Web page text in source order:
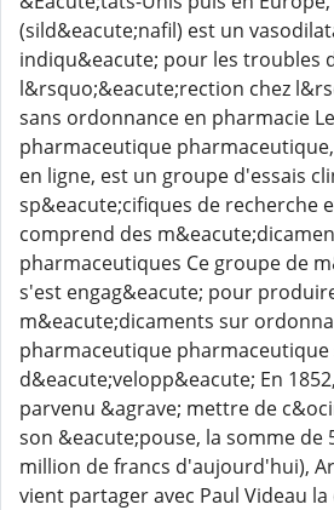
(sild&eacute;nafil) est un
indiqu&eacute; pour les troubles
l&rsquo;&eacute;rection chez
sans ordonnance en pharmacie
pharmaceutique
en ligne, est un groupe d'essais
sp&eacute;cifiques de recherche
comprend des
pharmaceutiques Ce groupe de
s'est engag&eacute; pour
m&eacute;dicaments sur
pharmaceutique pharmaceutique
d&eacute;velopp&eacute; En
parvenu &agrave; mettre de
son &eacute;pouse, la somme de
million de francs d'aujourd'hui),
vient partager avec Paul Videau la